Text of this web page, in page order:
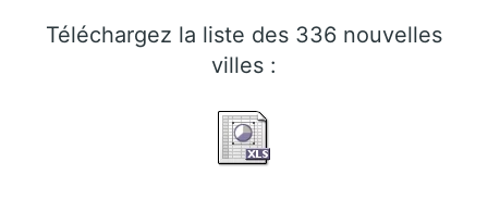
Téléchargez la liste des 336 nouvelles
villes :